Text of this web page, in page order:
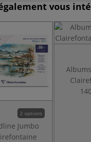
vous
2 options
Jumbo